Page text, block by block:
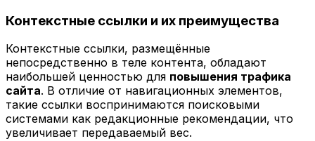
Контекстные ссылки и их преимущества
Контекстные ссылки, размещённые
непосредственно в теле контента, обладают
наибольшей ценностью для повышения трафика
сайта. В отличие от навигационных элементов,
такие ссылки воспринимаются поисковыми
системами как редакционные рекомендации, что
увеличивает передаваемый вес.